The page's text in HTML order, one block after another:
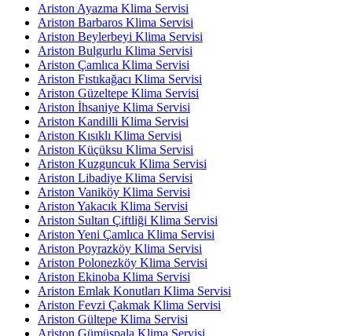
Ariston Ayazma Klima Servisi
Ariston Barbaros Klima Servisi
Ariston Beylerbeyi Klima Servisi
Ariston Bulgurlu Klima Servisi
Ariston Çamlıca Klima Servisi
Ariston Fıstıkağacı Klima Servisi
Ariston Güzeltepe Klima Servisi
Ariston İhsaniye Klima Servisi
Ariston Kandilli Klima Servisi
Ariston Kısıklı Klima Servisi
Ariston Küçüksu Klima Servisi
Ariston Kuzguncuk Klima Servisi
Ariston Libadiye Klima Servisi
Ariston Vaniköy Klima Servisi
Ariston Yakacık Klima Servisi
Ariston Sultan Çiftliği Klima Servisi
Ariston Yeni Çamlıca Klima Servisi
Ariston Poyrazköy Klima Servisi
Ariston Polonezköy Klima Servisi
Ariston Ekinoba Klima Servisi
Ariston Emlak Konutları Klima Servisi
Ariston Fevzi Çakmak Klima Servisi
Ariston Gültepe Klima Servisi
Ariston Gümüşpala Klima Servisi